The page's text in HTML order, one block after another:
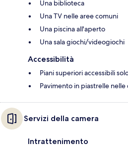
Una biblioteca
Una TV nelle aree comuni
Una piscina all'aperto
Una sala giochi/videogiochi
Accessibilità
Piani superiori accessibili
Pavimento in piastrelle nelle
Servizi della camera
Intrattenimento